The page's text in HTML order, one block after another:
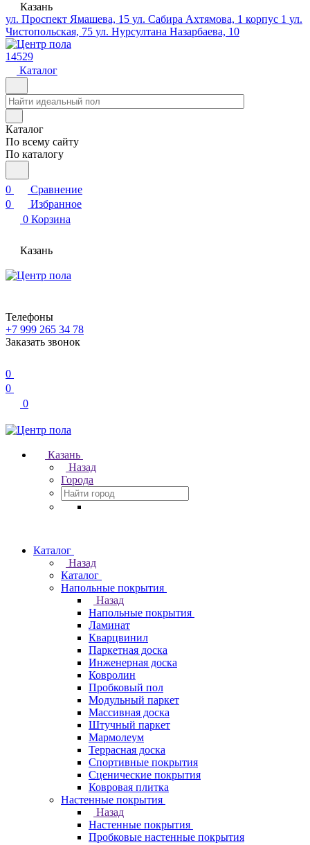
Казань
ул. Проспект Ямашева, 15 ул. Сабира Ахтямова, 1 корпус 1 ул.
Чистопольская, 75 ул. Нурсултана Назарбаева, 10
14529
Каталог
Каталог
По всему сайту
По каталогу
0
Сравнение
0
Избранное
0 Корзина
Казань
Телефоны
+7 999 265 34 78
Заказать звонок
0
0
0
Казань
Назад
Города
Каталог
Назад
Каталог
Напольные покрытия
Назад
Напольные покрытия
Ламинат
Кварцвинил
Паркетная доска
Инженерная доска
Ковролин
Пробковый пол
Модульный паркет
Массивная доска
Штучный паркет
Мармолеум
Террасная доска
Спортивные покрытия
Сценические покрытия
Ковровая плитка
Настенные покрытия
Назад
Настенные покрытия
Пробковые настенные покрытия